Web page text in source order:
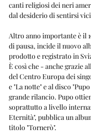
canti religiosi dei neri
dal desiderio di sentirsi
Altro anno importante è il
di pausa, incide il nuovo
prodotto e registrato in
È così che - anche grazie
del Centro Europa dei
e "La notte" e al disco
grande rilancio. Pupo
soprattutto a livello
Eternità", pubblica un
titolo "Tornerò".